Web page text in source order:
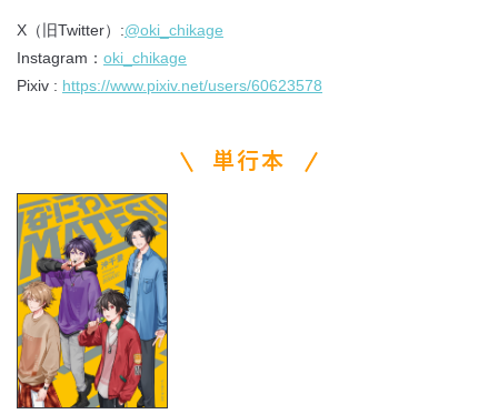
X（旧Twitter）:@oki_chikage
Instagram： oki_chikage
Pixiv : https://www.pixiv.net/users/60623578
単行本